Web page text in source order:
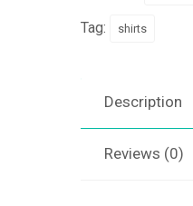
Tag: shirts
Description
Reviews (0)